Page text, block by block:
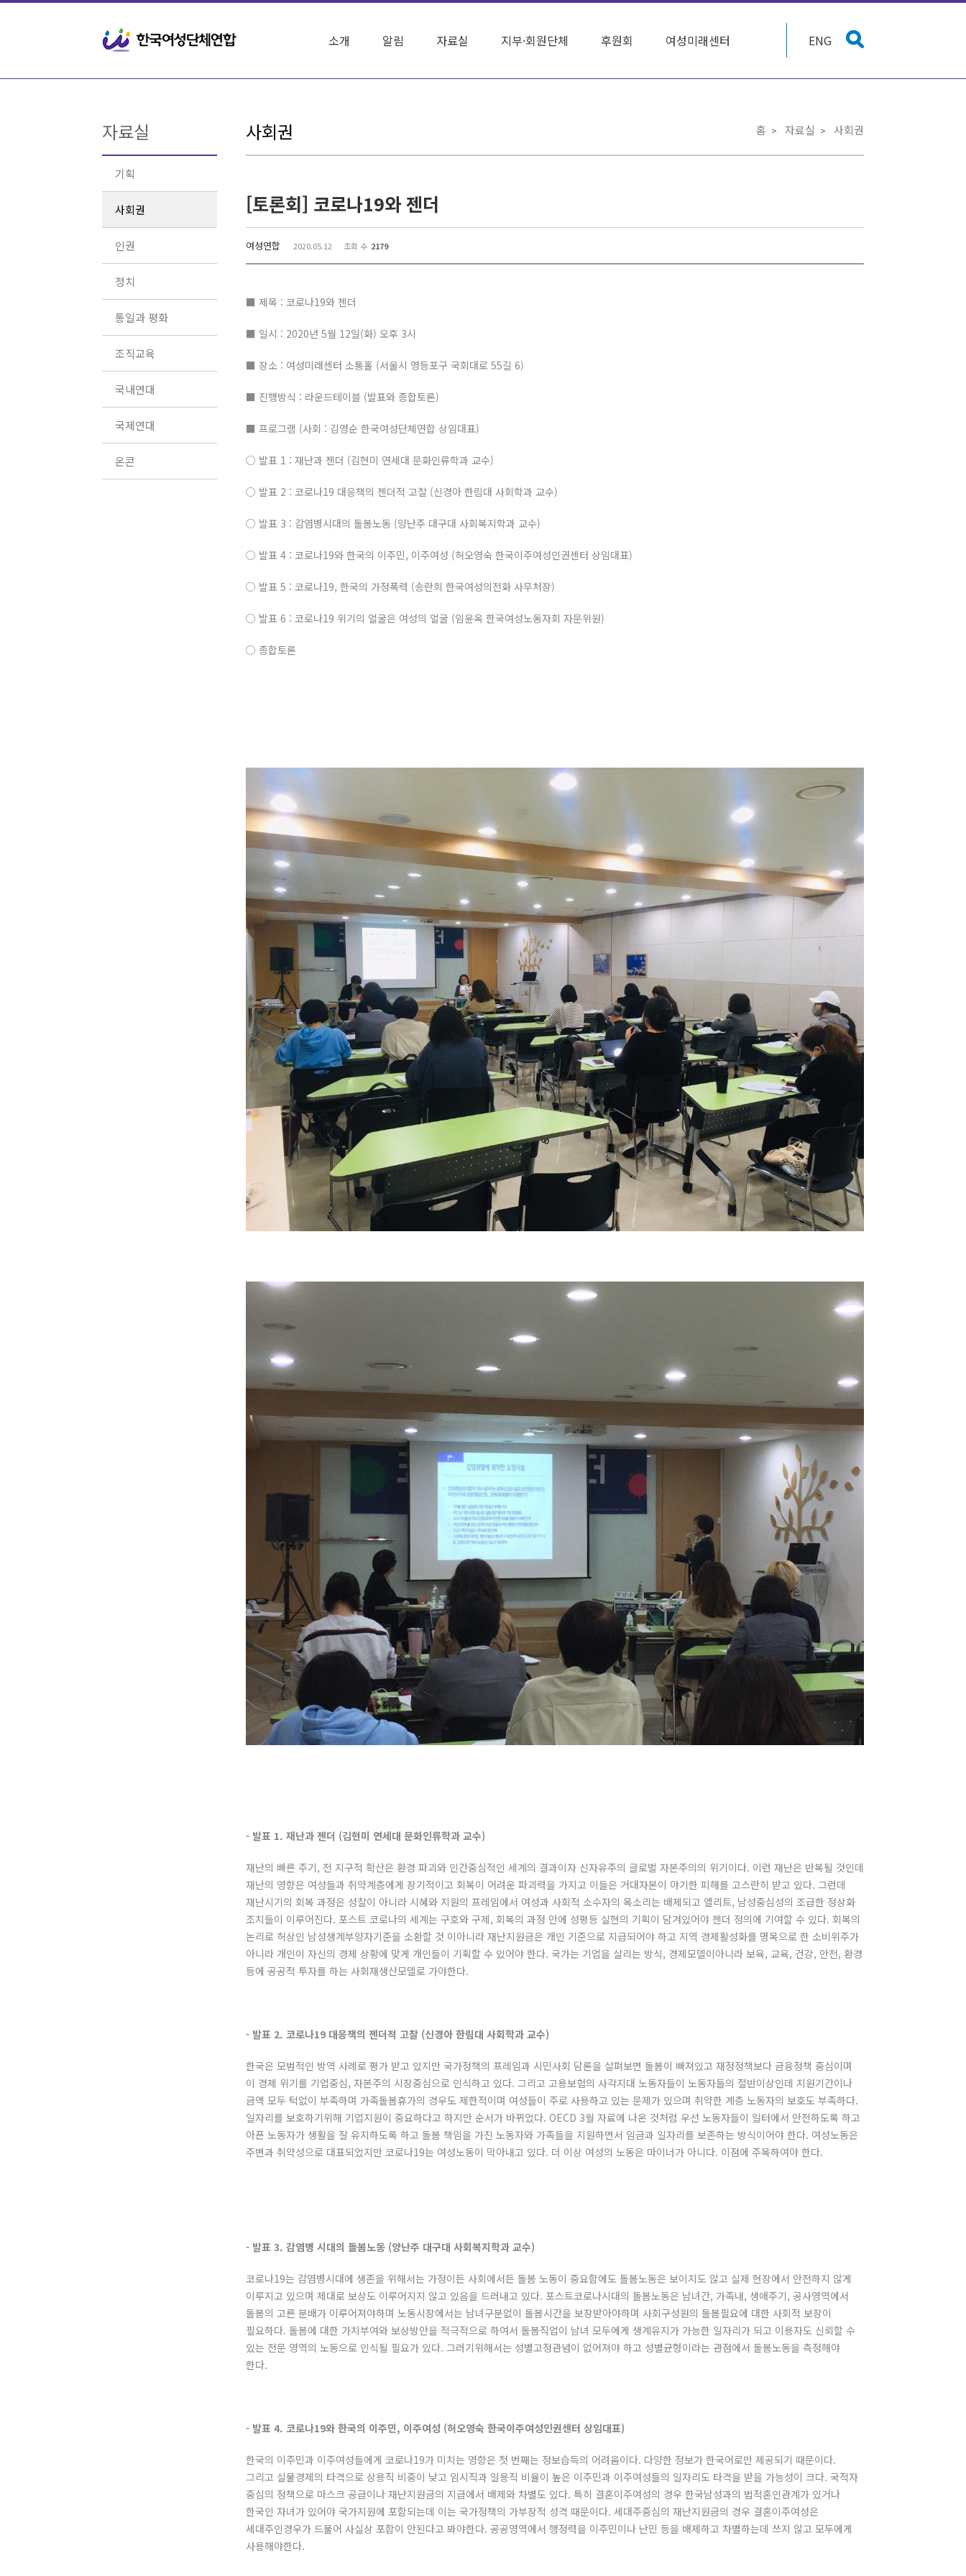
소개 알림 자료실 지부·회원단체 후원회 여성미래센터 ENG
자료실
기획
사회권
인권
정치
통일과 평화
조직교육
국내연대
국제연대
온콘
사회권 홈 자료실 사회권
[토론회] 코로나19와 젠더
여성연합 2020.05.12 조회 수 2179
■ 제목 : 코로나19와 젠더
■ 일시 : 2020년 5월 12일(화) 오후 3시
■ 장소 : 여성미래센터 소통홀 (서울시 영등포구 국회대로 55길 6)
■ 진행방식 : 라운드테이블 (발표와 종합토론)
■ 프로그램 (사회 : 김영순 한국여성단체연합 상임대표)
○ 발표 1 : 재난과 젠더 (김현미 연세대 문화인류학과 교수)
○ 발표 2 : 코로나19 대응책의 젠더적 고찰 (신경아 한림대 사회학과 교수)
○ 발표 3 : 감염병시대의 돌봄노동 (양난주 대구대 사회복지학과 교수)
○ 발표 4 : 코로나19와 한국의 이주민, 이주여성 (허오영숙 한국이주여성인권센터 상임대표)
○ 발표 5 : 코로나19, 한국의 가정폭력 (송란희 한국여성의전화 사무처장)
○ 발표 6 : 코로나19 위기의 얼굴은 여성의 얼굴 (임윤옥 한국여성노동자회 자문위원)
○ 종합토론
- 발표 1. 재난과 젠더 (김현미 연세대 문화인류학과 교수)
재난의 빠른 주기, 전 지구적 확산은 환경 파괴와 인간중심적인 세계의 결과이자 신자유주의 글로벌 자본주의의 위기이다. 이런 재난은 반복될 것인데
재난의 영향은 여성들과 취약계층에게 장기적이고 회복이 어려운 파괴력을 가지고 이들은 거대자본이 야기한 피해를 고스란히 받고 있다. 그런데
재난시기의 회복 과정은 성찰이 아니라 시혜와 지원의 프레임에서 여성과 사회적 소수자의 목소리는 배제되고 엘리트, 남성중심성의 조급한 정상화
조치들이 이루어진다. 포스트 코로나의 세계는 구호와 구제, 회복의 과정 안에 성평등 실현의 기획이 담겨있어야 젠더 정의에 기여할 수 있다. 회복의
논리로 허상인 남성생계부양자기준을 소환할 것 이아니라 재난지원금은 개인 기준으로 지급되어야 하고 지역 경제활성화를 명목으로 한 소비위주가
아니라 개인이 자신의 경제 상황에 맞게 개인들이 기획할 수 있어야 한다. 국가는 기업을 살리는 방식, 경제모델이아니라 보육, 교육, 건강, 안전, 환경
등에 공공적 투자를 하는 사회재생산모델로 가야한다.
- 발표 2. 코로나19 대응책의 젠더적 고찰 (신경아 한림대 사회학과 교수)
한국은 모범적인 방역 사례로 평가 받고 있지만 국가정책의 프레임과 시민사회 담론을 살펴보면 돌봄이 빠져있고 재정정책보다 금융정책 중심이며
이 경제 위기를 기업중심, 자본주의 시장중심으로 인식하고 있다. 그리고 고용보험의 사각지대 노동자들이 노동자들의 절반이상인데 지원기간이나
금액 모두 턱없이 부족하며 가족돌봄휴가의 경우도 제한적이며 여성들이 주로 사용하고 있는 문제가 있으며 취약한 계층 노동자의 보호도 부족하다.
일자리를 보호하기위해 기업지원이 중요하다고 하지만 순서가 바뀌었다. OECD 3월 자료에 나온 것처럼 우선 노동자들이 일터에서 안전하도록 하고
아픈 노동자가 생활을 잘 유지하도록 하고 돌봄 책임을 가진 노동자와 가족들을 지원하면서 임금과 일자리를 보존하는 방식이어야 한다. 여성노동은
주변과 취약성으로 대표되었지만 코로나19는 여성노동이 막아내고 있다. 더 이상 여성의 노동은 마이너가 아니다. 이점에 주목하여야 한다.
- 발표 3. 감염병 시대의 돌봄노동 (양난주 대구대 사회복지학과 교수)
코로나19는 감염병시대에 생존을 위해서는 가정이든 사회에서든 돌봄 노동이 중요함에도 돌봄노동은 보이지도 않고 실제 현장에서 안전하지 않게
이루지고 있으며 제대로 보상도 이루어지지 않고 있음을 드러내고 있다. 포스트코로나시대의 돌봄노동은 남녀간, 가족내, 생애주기, 공사영역에서
돌봄의 고른 분배가 이루어져야하며 노동시장에서는 남녀구분없이 돌봄시간을 보장받아야하며 사회구성원의 돌봄필요에 대한 사회적 보장이
필요하다. 돌봄에 대한 가치부여와 보상방안을 적극적으로 하여서 돌봄직업이 남녀 모두에게 생계유지가 가능한 일자리가 되고 이용자도 신뢰할 수
있는 전문 영역의 노동으로 인식될 필요가 있다. 그러기위해서는 성별고정관념이 없어져야 하고 성별균형이라는 관점에서 돌봄노동을 측정해야
한다.
- 발표 4. 코로나19와 한국의 이주민, 이주여성 (허오영숙 한국이주여성인권센터 상임대표)
한국의 이주민과 이주여성들에게 코로나19가 미치는 영향은 첫 번째는 정보습득의 어려움이다. 다양한 정보가 한국어로만 제공되기 때문이다.
그리고 실물경제의 타격으로 상용직 비중이 낮고 임시직과 일용직 비율이 높은 이주민과 이주여성들의 일자리도 타격을 받을 가능성이 크다. 국적자
중심의 정책으로 마스크 공급이나 재난지원금의 지급에서 배제와 차별도 있다. 특히 결혼이주여성의 경우 한국남성과의 법적혼인관계가 있거나
한국인 자녀가 있어야 국가지원에 포함되는데 이는 국가정책의 가부장적 성격 때문이다. 세대주중심의 재난지원금의 경우 결혼이주여성은
세대주인경우가 드물어 사실상 포함이 안된다고 봐야한다. 공공영역에서 행정력을 이주민이나 난민 등을 배제하고 차별하는데 쓰지 않고 모두에게
사용해야한다.